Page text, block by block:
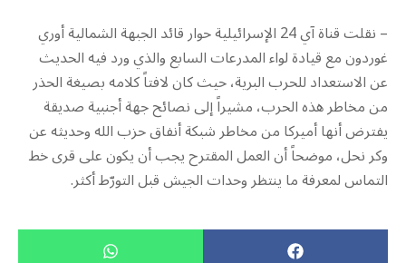
– نقلت قناة آي 24 الإسرائيلية حوار قائد الجبهة الشمالية أوري
غوردون مع قيادة لواء المدرعات السابع والذي ورد فيه الحديث
عن الاستعداد للحرب البرية، حيث كان لافتاً كلامه بصيغة الحذر
من مخاطر هذه الحرب، مشيراً إلى نصائح جهة أجنبية صديقة
يفترض أنها أميركا من مخاطر شبكة أنفاق حزب الله وحديثه عن
وكر نحل، موضحاً أن العمل المقترح يجب أن يكون على قرى خط
التماس لمعرفة ما ينتظر وحدات الجيش قبل التورّط أكثر.